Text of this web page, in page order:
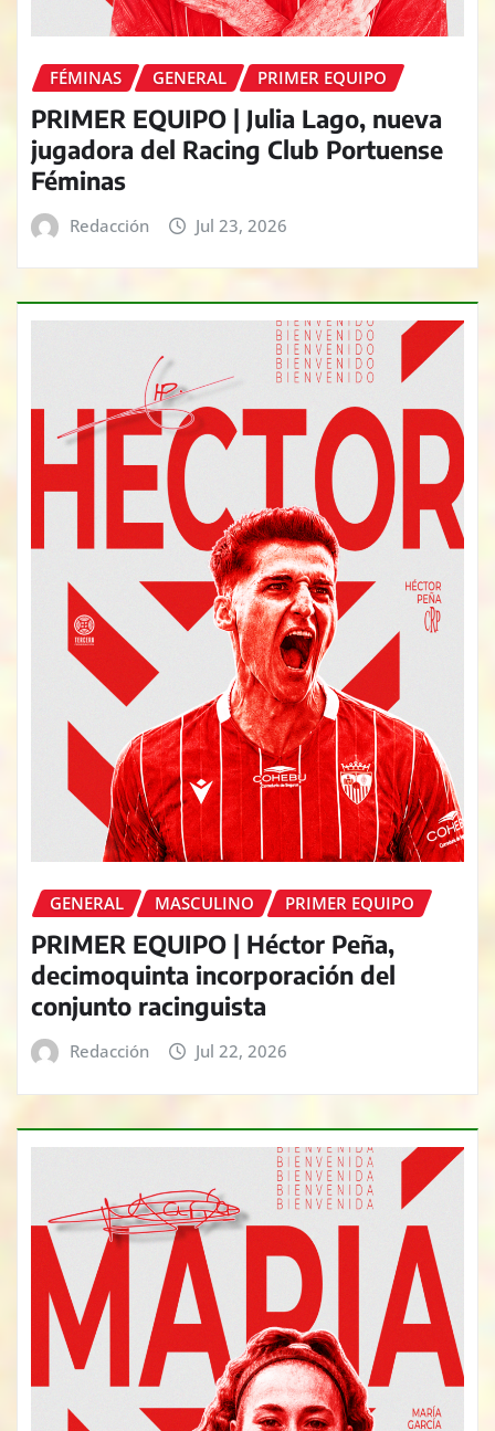
FÉMINAS GENERAL PRIMER EQUIPO
PRIMER EQUIPO | Julia Lago, nueva
jugadora del Racing Club Portuense
Féminas
Redacción Jul 23, 2026
GENERAL MASCULINO PRIMER EQUIPO
PRIMER EQUIPO | Héctor Peña,
decimoquinta incorporación del
conjunto racinguista
Redacción Jul 22, 2026